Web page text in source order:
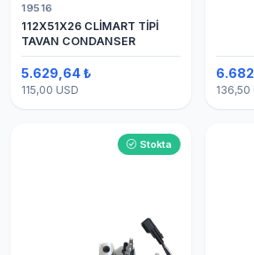
19516
112X51X26 CLİMART TİPİ
TAVAN CONDANSER
5.629,64 ₺
115,00 USD 136,50
Stokta